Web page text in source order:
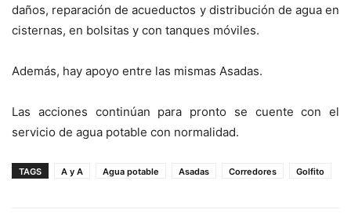
daños, reparación de acueductos y distribución de agua en
cisternas, en bolsitas y con tanques móviles.
Además, hay apoyo entre las mismas Asadas.
Las acciones continúan para pronto se cuente con el
servicio de agua potable con normalidad.
TAGS A y A Agua potable Asadas Corredores Golfito